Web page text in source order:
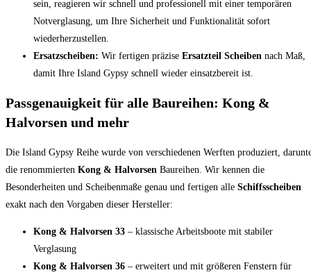
sein, reagieren wir schnell und professionell mit einer temporären
Notverglasung, um Ihre Sicherheit und Funktionalität sofort
wiederherzustellen.
Ersatzscheiben: Wir fertigen präzise Ersatzteil Scheiben nach Maß,
damit Ihre Island Gypsy schnell wieder einsatzbereit ist.
Passgenauigkeit für alle Baureihen: Kong &
Halvorsen und mehr
Die Island Gypsy Reihe wurde von verschiedenen Werften produziert,
die renommierten Kong & Halvorsen Baureihen. Wir kennen die
Besonderheiten und Scheibenmaße genau und fertigen alle Schiffsscheiben
exakt nach den Vorgaben dieser Hersteller:
Kong & Halvorsen 33 – klassische Arbeitsboote mit stabiler
Verglasung
Kong & Halvorsen 36 – erweitert und mit größeren Fenstern für